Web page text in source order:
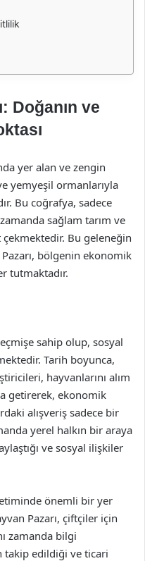
Doğanın ve
yer alan ve zengin
yemyeşil ormanlarıyla
Bu coğrafya, sadece
sağlam tarım ve
çekmektedir. Bu geleneğin
bölgenin ekonomik
tutmaktadır.
sahip olup, sosyal
Tarih boyunca,
hayvanlarını alım
getirerek, ekonomik
alışveriş sadece bir
yerel halkın bir araya
ve sosyal ilişkiler
önemli bir yer
Pazarı, çiftçiler için
zamanda bilgi
takip edildiği ve ticari